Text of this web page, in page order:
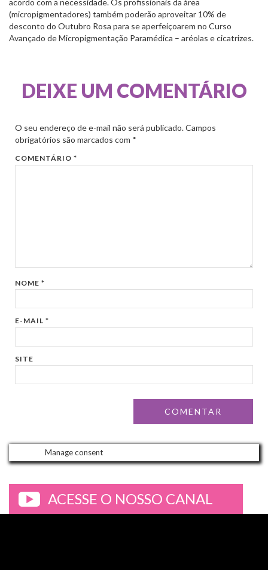
acordo com a necessidade. Os profissionais da área
(micropigmentadores) também poderão aproveitar 10% de
desconto do Outubro Rosa para se aperfeiçoarem no Curso
Avançado de Micropigmentação Paramédica – aréolas e cicatrizes.
DEIXE UM COMENTÁRIO
O seu endereço de e-mail não será publicado. Campos
obrigatórios são marcados com *
COMENTÁRIO*
NOME*
E-MAIL*
SITE
Manage consent
ACESSE O NOSSO CANAL